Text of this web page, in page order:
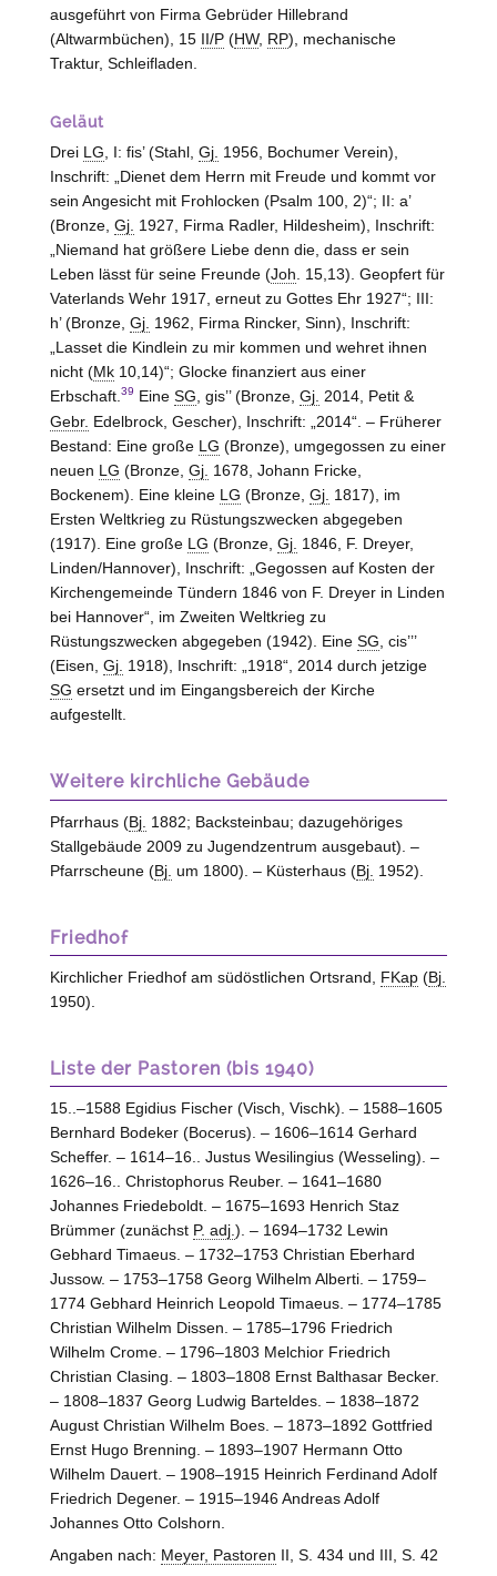
ausgeführt von Firma Gebrüder Hillebrand
(Altwarmbüchen) , 15 II/P(HW, RP), mechanische
Traktur, Schleifladen.
Geläut
Drei LG, I: fis’ (Stahl, Gj. 1956, Bochumer Verein),
Inschrift: „Dienet dem Herrn mit Freude und kommt vor
sein Angesicht mit Frohlocken (Psalm 100, 2)“; II: a’
(Bronze, Gj. 1927, Firma Radler, Hildesheim), Inschrift:
„Niemand hat größere Liebe denn die, dass er sein
Leben lässt für seine Freunde (Joh. 15,13). Geopfert für
Vaterlands Wehr 1917, erneut zu Gottes Ehr 1927“; III:
h’ (Bronze, Gj. 1962, Firma Rincker, Sinn), Inschrift:
„Lasset die Kindlein zu mir kommen und wehret ihnen
nicht (Mk10,14)“; Glocke finanziert aus einer
Erbschaft.39 Eine SG, gis’’ (Bronze, Gj. 2014, Petit &
Gebr. Edelbrock, Gescher), Inschrift: „2014“. – Früherer
Bestand: Eine große LG (Bronze), umgegossen zu einer
neuen LG (Bronze, Gj. 1678, Johann Fricke,
Bockenem). Eine kleine LG (Bronze, Gj. 1817), im
Ersten Weltkrieg zu Rüstungszwecken abgegeben
(1917). Eine große LG (Bronze, Gj. 1846, F. Dreyer,
Linden/Hannover), Inschrift: „Gegossen auf Kosten der
Kirchengemeinde Tündern 1846 von F. Dreyer in Linden
bei Hannover“, im Zweiten Weltkrieg zu
Rüstungszwecken abgegeben (1942). Eine SG, cis’’’
(Eisen, Gj. 1918), Inschrift: „1918“, 2014 durch jetzige
SG ersetzt und im Eingangsbereich der Kirche
aufgestellt.
Weitere kirchliche Gebäude
Pfarrhaus (Bj. 1882; Backsteinbau; dazugehöriges
Stallgebäude 2009 zu Jugendzentrum ausgebaut). –
Pfarrscheune (Bj. um 1800). – Küsterhaus (Bj. 1952).
Friedhof
Kirchlicher Friedhof am südöstlichen Ortsrand, FKap(Bj.
1950).
Liste der Pastoren (bis 1940)
15..–1588 Egidius Fischer (Visch, Vischk). – 1588–1605
Bernhard Bodeker (Bocerus). – 1606–1614 Gerhard
Scheffer. – 1614–16.. Justus Wesilingius (Wesseling). –
1626–16.. Christophorus Reuber. – 1641–1680
Johannes Friedeboldt. – 1675–1693 Henrich Staz
Brümmer (zunächst P. adj. ). – 1694–1732 Lewin
Gebhard Timaeus. – 1732–1753 Christian Eberhard
Jussow. – 1753–1758 Georg Wilhelm Alberti. – 1759–
1774 Gebhard Heinrich Leopold Timaeus. – 1774–1785
Christian Wilhelm Dissen. – 1785–1796 Friedrich
Wilhelm Crome. – 1796–1803 Melchior Friedrich
Christian Clasing. – 1803–1808 Ernst Balthasar Becker.
– 1808–1837 Georg Ludwig Barteldes. – 1838–1872
August Christian Wilhelm Boes. – 1873–1892 Gottfried
Ernst Hugo Brenning. – 1893–1907 Hermann Otto
Wilhelm Dauert. – 1908–1915 Heinrich Ferdinand Adolf
Friedrich Degener. – 1915–1946 Andreas Adolf
Johannes Otto Colshorn.
Angaben nach: Meyer, Pastoren II, S. 434 und III, S. 42